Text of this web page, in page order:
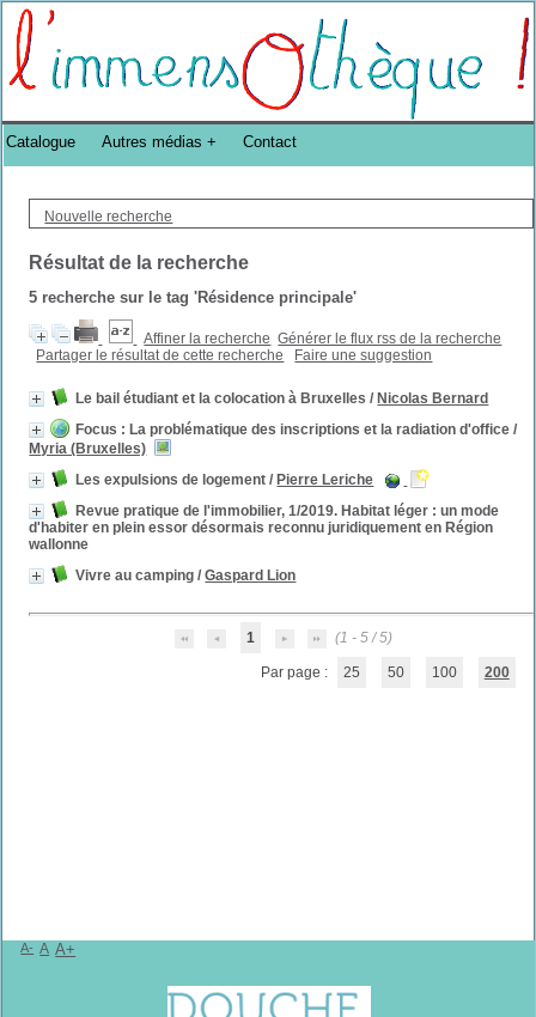
Bibliothèque DoucheFLUX Bibliotheek -->
Nouvelle recherche
Résultat de la recherche
5 recherche sur le tag'Résidence principale'
Affiner la recherche Générer le flux rss de la recherche
Partager le résultat de cette recherche
Faire une suggestion
Le bail étudiant et la colocation à Bruxelles / Nicolas Bernard
Focus : La problématique des inscriptions et la radiation d'office /
Myria (Bruxelles)
Les expulsions de logement / Pierre Leriche
Revue pratique de l'immobilier, 1/2019. Habitat léger : un mode
d'habiter en plein essor désormais reconnu juridiquement en Région
wallonne
Vivre au camping /Gaspard Lion
1 (1 - 5 / 5)
Par page : 25 50 100 200
Catalogue Autres médias Contact
A- A A+